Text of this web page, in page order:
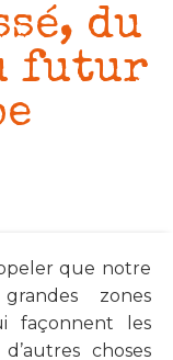
du
futur
que notre
zones
façonnent les
choses